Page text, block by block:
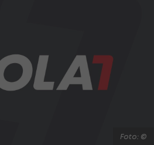
Foto: ©